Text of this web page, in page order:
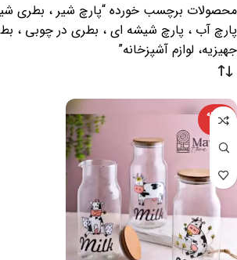
محصولات برچسب خورده “پارچ شیر ، بطری
پارچ آب ، پارچ شیشه ای ، بطری در چوبی ،
جهیزیه، لوازم آشپزخانه”
فروخته
شده